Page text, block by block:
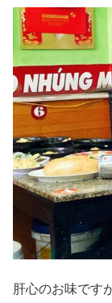
肝心のお味です